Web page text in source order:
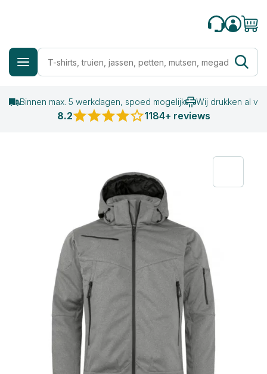
Binnen max. 5 werkdagen, spoed mogelijk Wij drukken al
8.2 1184+ reviews